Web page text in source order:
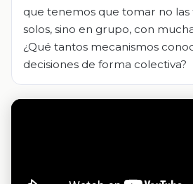
que tenemos que tomar no las
solos, sino en grupo, con
¿Qué tantos mecanismos
decisiones de forma colectiva?